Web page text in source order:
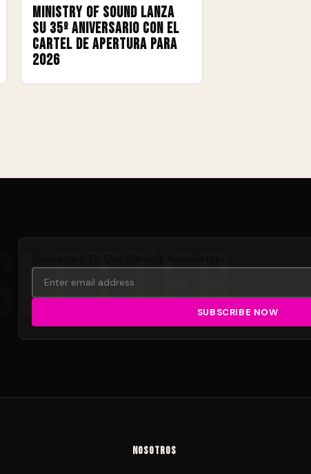
Ministry of Sound lanza
su 35º aniversario con el
cartel de apertura para
2026
Nosotros